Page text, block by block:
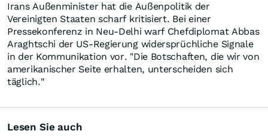
Irans Außenminister hat die Außenpolitik der
Vereinigten Staaten scharf kritisiert. Bei einer
Pressekonferenz in Neu-Delhi warf Chefdiplomat Abbas
Araghtschi der US-Regierung widersprüchliche Signale
in der Kommunikation vor. "Die Botschaften, die wir von
amerikanischer Seite erhalten, unterscheiden sich
täglich."
Lesen Sie auch